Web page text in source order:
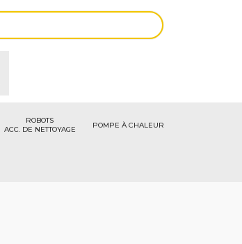
ROBOTS
ACC. DE NETTOYAGE
POMPE À CHALEUR